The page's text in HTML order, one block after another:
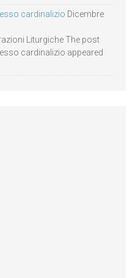
cardinalizio Dicembre
Liturgiche The post
cardinalizio appeared